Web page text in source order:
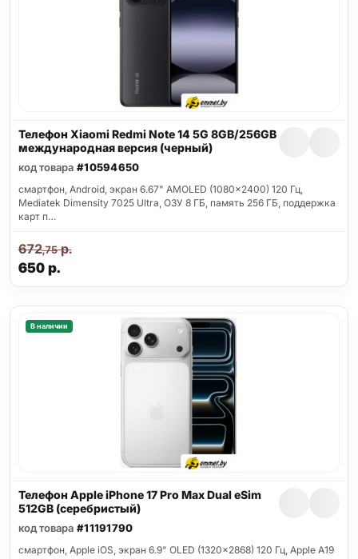
Телефон Xiaomi Redmi Note 14 5G 8GB/256GB
международная версия (черный)
код товара #10594650
смартфон, Android, экран 6.67" AMOLED (1080x2400) 120 Гц,
Mediatek Dimensity 7025 Ultra, ОЗУ 8 ГБ, память 256 ГБ, поддержка
карт п…
650р.
672,75р.
В наличии
Телефон Apple iPhone 17 Pro Max Dual eSim
512GB (серебристый)
код товара #11191790
смартфон, Apple iOS, экран 6.9" OLED (1320x2868) 120 Гц, Apple A19